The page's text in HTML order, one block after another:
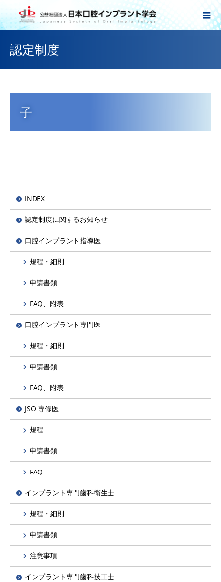
認定制度
子
INDEX
認定制度に関するお知らせ
口腔インプラント指導医
規程・細則
申請書類
FAQ、附表
口腔インプラント専門医
規程・細則
申請書類
FAQ、附表
JSOI専修医
規程
申請書類
FAQ
インプラント専門歯科衛生士
規程・細則
申請書類
注意事項
インプラント専門歯科技工士